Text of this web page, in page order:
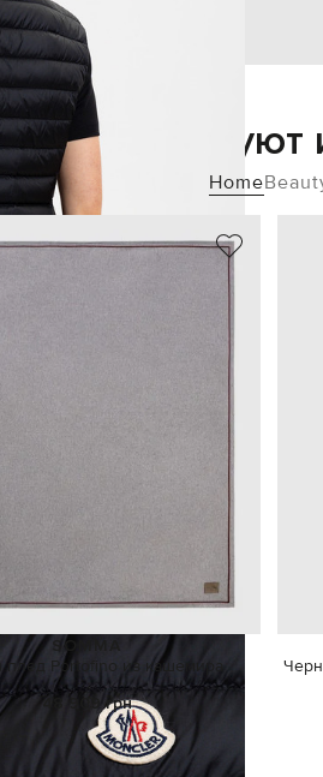
Добавьте уют
Home
SOMMA
Portofino из кашемира
48 909 грн